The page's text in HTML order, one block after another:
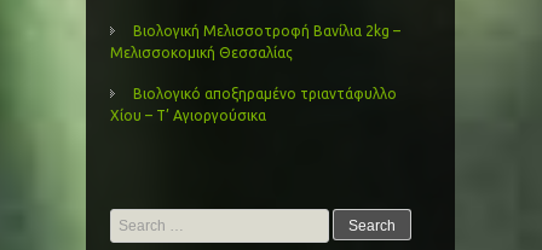
Βιολογική Μελισσοτροφή Βανίλια 2kg –
Μελισσοκομική Θεσσαλίας
Βιολογικό αποξηραμένο τριαντάφυλλο
Χίου – Τ’ Αγιοργούσικα
Search
for: